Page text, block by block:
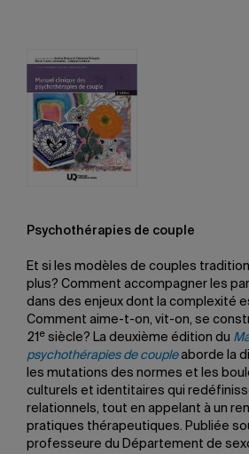
Psychothérapies de couple
Et si les modèles de couples
plus? Comment accompagner les
dans des enjeux dont la complexité
Comment aime-t-on, vit-on, se
21 e siècle? La deuxième édition du
psychothérapies de coupleaborde la
les mutations des normes et les
culturels et identitaires qui
relationnels, tout en appelant à un
pratiques thérapeutiques. Publiée
professeure du Département de